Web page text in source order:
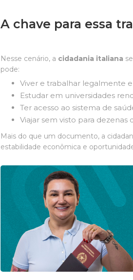
A chave para essa
Nesse cenário, a cidadania italiana
pode:
Viver e trabalhar legalmente
Estudar em universidades
Ter acesso ao sistema de
Viajar sem visto para dezenas
Mais do que um documento, a
estabilidade econômica e